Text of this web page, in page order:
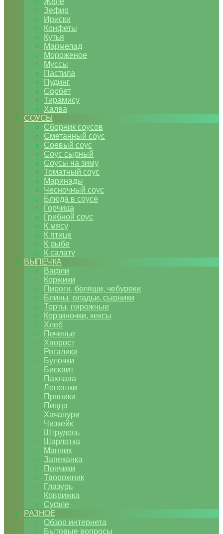
Зефир
Ириски
Конфеты
Кутья
Мармелад
Мороженое
Муссы
Пастила
Пудинг
Сорбет
Тирамису
Халва
СОУСЫ
Сборник соусов
Сметанный соус
Соевый соус
Соус сырный
Соусы на зиму
Томатный соус
Маринады
Чесночный соус
Блюда в соусе
Горчица
Грибной соус
К мясу
К птице
К рыбе
К салату
ВЫПЕЧКА
Вафли
Коржики
Пироги, беляши, чебуреки
Блины, оладьи, сырники
Торты, пирожные
Корзиночки, кексы
Хлеб
Печенье
Хворост
Рогалики
Булочки
Бисквит
Пахлава
Лепешки
Пряники
Пицца
Хачапури
Чизкейк
Штрудель
Шарлотка
Манник
Запеканка
Пончики
Творожник
Глазурь
Коврижка
Суфле
РАЗНОЕ
Обзор интернета
Бытовые вопросы